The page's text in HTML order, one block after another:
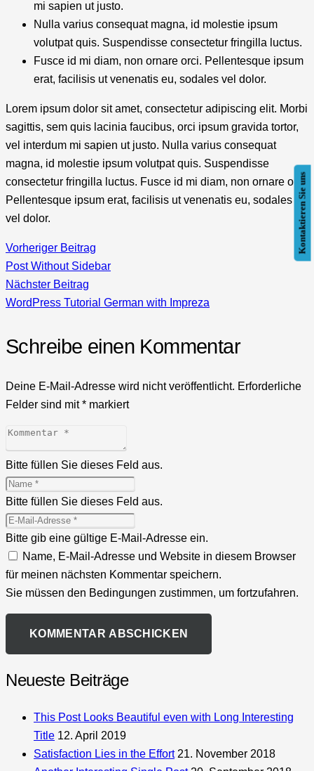
mi sapien ut justo.
Nulla varius consequat magna, id molestie ipsum
volutpat quis. Suspendisse consectetur fringilla luctus.
Fusce id mi diam, non ornare orci. Pellentesque ipsum
erat, facilisis ut venenatis eu, sodales vel dolor.
Lorem ipsum dolor sit amet, consectetur adipiscing elit. Morbi
sagittis, sem quis lacinia faucibus, orci ipsum gravida tortor,
vel interdum mi sapien ut justo. Nulla varius consequat
magna, id molestie ipsum volutpat quis. Suspendisse
consectetur fringilla luctus. Fusce id mi diam, non ornare orci.
Pellentesque ipsum erat, facilisis ut venenatis eu, sodales
vel dolor.
Vorheriger Beitrag
Post Without Sidebar
Nächster Beitrag
WordPress Tutorial German with Impreza
Schreibe einen Kommentar
Deine E-Mail-Adresse wird nicht veröffentlicht. Erforderliche
Felder sind mit* markiert
Bitte füllen Sie dieses Feld aus.
Bitte füllen Sie dieses Feld aus.
Bitte gib eine gültige E-Mail-Adresse ein.
Name, E-Mail-Adresse und Website in diesem Browser
für meinen nächsten Kommentar speichern.
Sie müssen den Bedingungen zustimmen, um fortzufahren.
KOMMENTAR ABSCHICKEN
Neueste Beiträge
This Post Looks Beautiful even with Long Interesting
Title 12. April 2019
Satisfaction Lies in the Effort 21. November 2018
Kontaktieren Sie uns